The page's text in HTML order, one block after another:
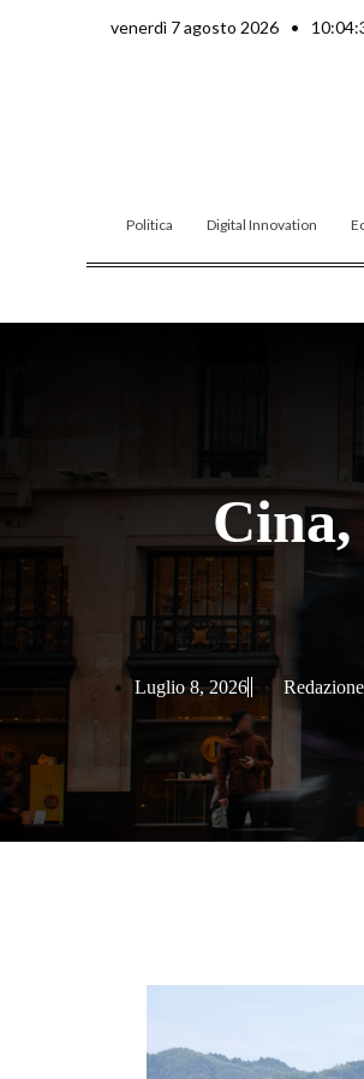
venerdì 7 agosto 2026 •
Politica Digital Innovation
Luglio 8, 2026 Redazione